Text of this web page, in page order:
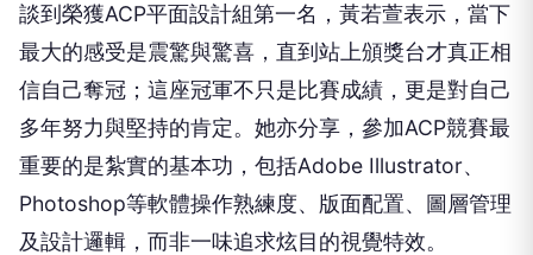
談到榮獲ACP平面設計組第一名，黃若萱表示，當下
最大的感受是震驚與驚喜，直到站上頒獎台才真正相
信自己奪冠；這座冠軍不只是比賽成績，更是對自己
多年努力與堅持的肯定。她亦分享，參加ACP競賽最
重要的是紮實的基本功，包括Adobe Illustrator、
Photoshop等軟體操作熟練度、版面配置、圖層管理
及設計邏輯，而非一味追求炫目的視覺特效。